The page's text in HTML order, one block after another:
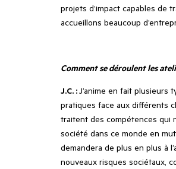
projets d’impact capables de
accueillons beaucoup
Comment se déroulent les
J.C. :J’anime en fait plusieurs
pratiques face aux différents
traitent des compétences qui
société dans ce monde en
demandera de plus en plus à
nouveaux risques sociétaux,